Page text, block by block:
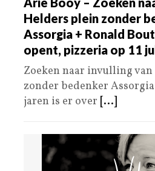
Helders plein zonder
Assorgia + Ronald
opent, pizzeria op 11
Zoeken naar invulling
zonder bedenker
jaren is er over [...]